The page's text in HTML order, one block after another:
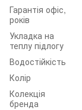
Гарантія офіс,
років
Укладка на
теплу підлогу
Водостійкість
Колір
Колекція
бренда